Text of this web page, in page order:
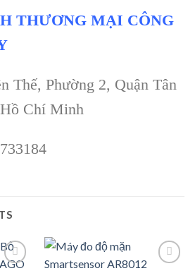
THƯƠNG MẠI CÔNG
Thế, Phường 2, Quận Tân
Chí Minh